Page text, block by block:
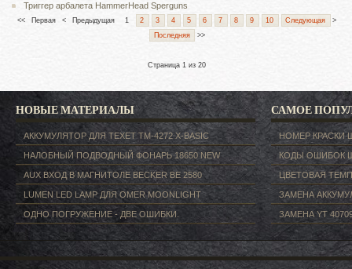
Триггер арбалета HammerHead Sperguns
<< Первая < Предыдущая 1 2 3 4 5 6 7 8 9 10 Следующая
>
Последняя
>>
Страница 1 из 20
НОВЫЕ МАТЕРИАЛЫ
АККУМУЛЯТОР ДЛЯ TEXET ТM-4272 X-BASIC
НАЛОБНЫЙ ПОДВОДНЫЙ ФОНАРЬ 18650 NEW
AUX ВХОД В МАГНИТОЛЕ BECKER BE 2580
LUMEN LED LAMP ДЛЯ OMER MOONLIGHT
ОДНО ПОГРУЖЕНИЕ - ДВЕ ОШИБКИ.
САМОЕ
НОМЕР КРАСКИ
КОДЫ ОШИБОК
ЦВЕТОВАЯ
ЗАМЕНА
ЗАМЕНА YT